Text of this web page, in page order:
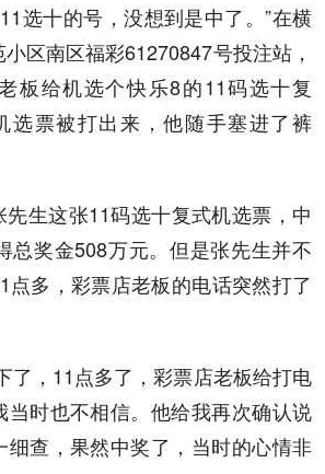
选十的号，没想到是中了。”在横
区南区福彩61270847号投注站，
板给机选个快乐8的11码选十复
选票被打出来，他随手塞进了裤
先生这张11码选十复式机选票，中
总奖金508万元。但是张先生并不
点多，彩票店老板的电话突然打了
了，11点多了，彩票店老板给打电
当时也不相信。他给我再次确认说
细查，果然中奖了，当时的心情非